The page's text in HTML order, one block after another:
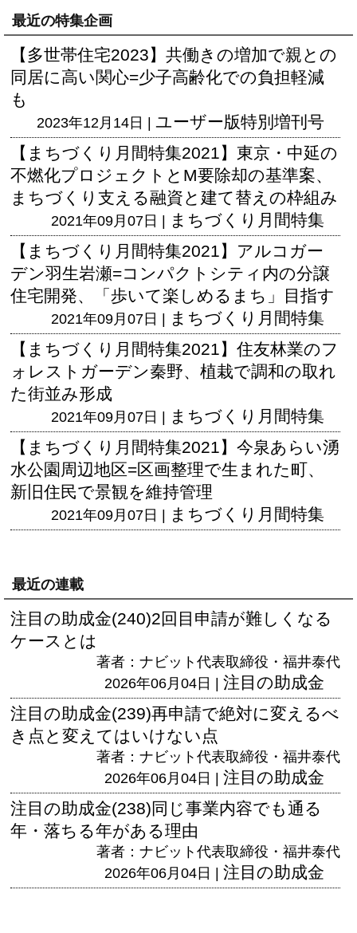
最近の特集企画
【多世帯住宅2023】共働きの増加で親との
同居に高い関心=少子高齢化での負担軽減
も
2023年12月14日 | ユーザー版特別増刊号
【まちづくり月間特集2021】東京・中延の
不燃化プロジェクトとM要除却の基準案、
まちづくり支える融資と建て替えの枠組み
2021年09月07日 | まちづくり月間特集
【まちづくり月間特集2021】アルコガー
デン羽生岩瀬=コンパクトシティ内の分譲
住宅開発、「歩いて楽しめるまち」目指す
2021年09月07日 | まちづくり月間特集
【まちづくり月間特集2021】住友林業のフ
ォレストガーデン秦野、植栽で調和の取れ
た街並み形成
2021年09月07日 | まちづくり月間特集
【まちづくり月間特集2021】今泉あらい湧
水公園周辺地区=区画整理で生まれた町、
新旧住民で景観を維持管理
2021年09月07日 | まちづくり月間特集
最近の連載
注目の助成金(240)2回目申請が難しくなる
ケースとは
著者：ナビット代表取締役・福井泰代
2026年06月04日 | 注目の助成金
注目の助成金(239)再申請で絶対に変えるべ
き点と変えてはいけない点
著者：ナビット代表取締役・福井泰代
2026年06月04日 | 注目の助成金
注目の助成金(238)同じ事業内容でも通る
年・落ちる年がある理由
著者：ナビット代表取締役・福井泰代
2026年06月04日 | 注目の助成金